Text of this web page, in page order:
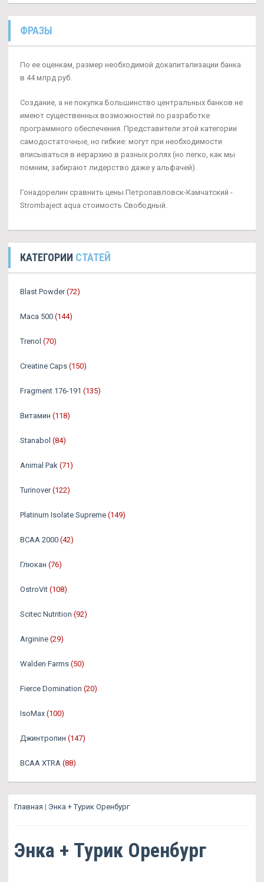
ФРАЗЫ
По ее оценкам, размер необходимой докапитализации банка
в 44 млрд руб.
Создание, а не покупка Большинство центральных банков не
имеют существенных возможностей по разработке
программного обеспечения. Представители этой категории
самодостаточные, но гибкие: могут при необходимости
вписываться в иерархию в разных ролях (но легко, как мы
помним, забирают лидерство даже у альфачей).
Гонадорелин сравнить цены Петропавловск-Камчатский -
Strombaject aqua стоимость Свободный.
КАТЕГОРИИ СТАТЕЙ
Blast Powder (72)
Maca 500 (144)
Trenol (70)
Creatine Caps (150)
Fragment 176-191 (135)
Витамин (118)
Stanabol (84)
Animal Pak (71)
Turinover (122)
Platinum Isolate Supreme (149)
BCAA 2000 (42)
Глюкан (76)
OstroVit (108)
Scitec Nutrition (92)
Arginine (29)
Walden Farms (50)
Fierce Domination (20)
IsoMax (100)
Джинтропин (147)
BCAA XTRA (88)
Главная | Энка + Турик Оренбург
Энка + Турик Оренбург